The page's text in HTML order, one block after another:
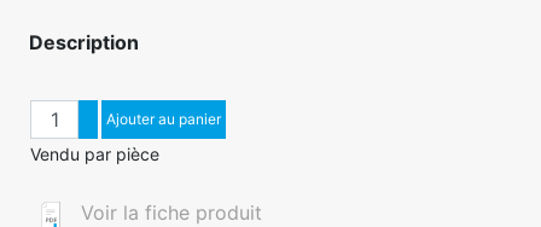
Description
QuantitéAugmenter quantité
Diminuer quantité
Ajouter au panier
Vendu par pièce
Voir la fiche produit